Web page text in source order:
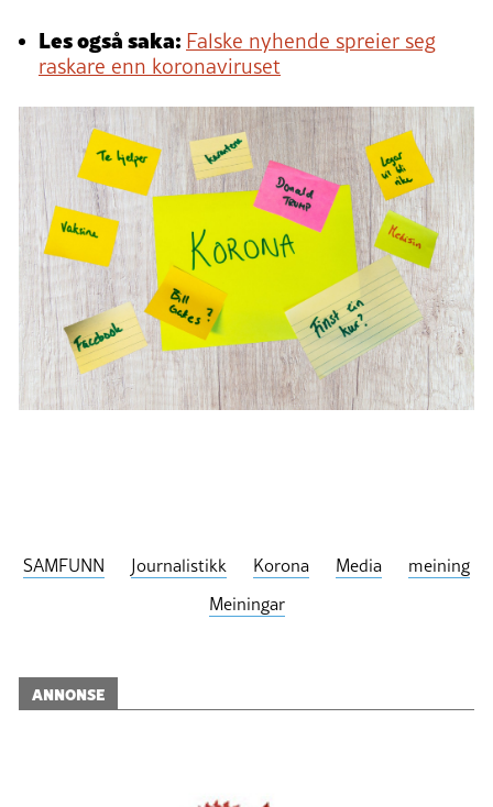
Les også saka: Falske nyhende spreier seg
raskare enn koronaviruset
SAMFUNN Journalistikk Korona Media
meining
Meiningar
ANNONSE